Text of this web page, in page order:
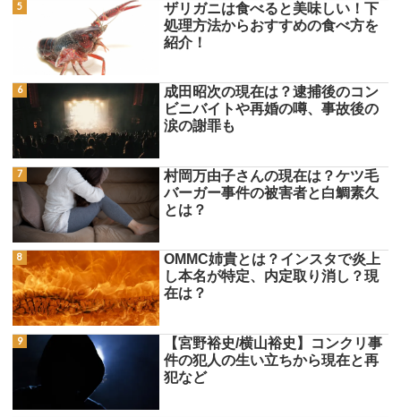
ザリガニは食べると美味しい！下
処理方法からおすすめの食べ方を
紹介！
成田昭次の現在は？逮捕後のコン
ビニバイトや再婚の噂、事故後の
涙の謝罪も
村岡万由子さんの現在は？ケツ毛
バーガー事件の被害者と白鯛素久
とは？
OMMC姉貴とは？インスタで炎上
し本名が特定、内定取り消し？現
在は？
【宮野裕史/横山裕史】コンクリ事
件の犯人の生い立ちから現在と再
犯など